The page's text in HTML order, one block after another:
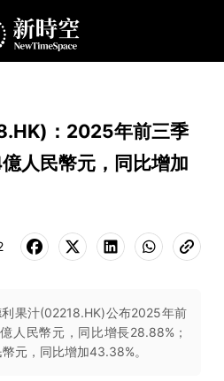
：2025年前三季
人民幣元，同比增加
果汁(02218.HK)公布2025年前
人民幣元，同比增長28.88%；
元，同比增加43.38%。